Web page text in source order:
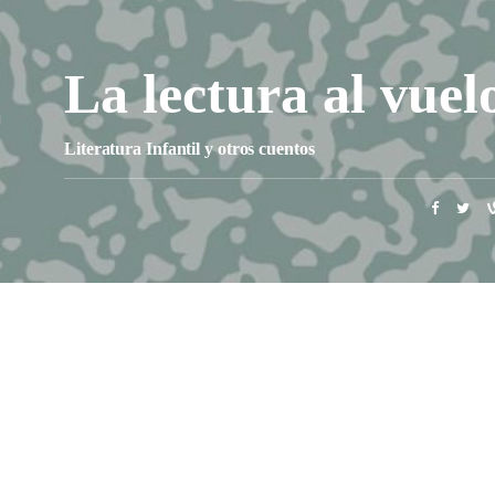
La lectura al
Literatura Infantil y otros cuentos